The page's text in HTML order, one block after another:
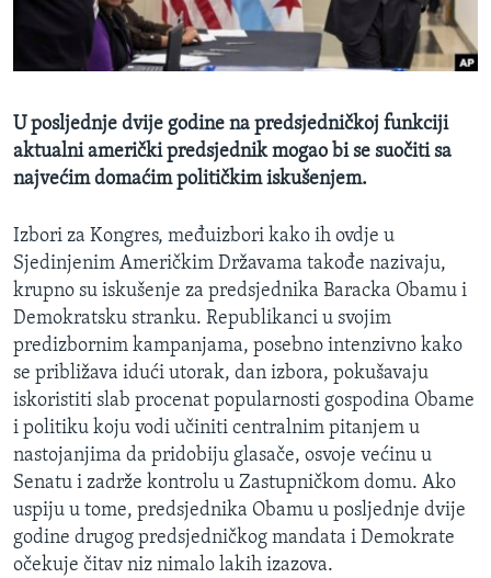
MAGAZIN
O GLASU AMERIKE
Learning English
PRATITE NAS
Jezici
U posljednje dvije godine na predsjedničkoj funkciji
aktualni američki predsjednik mogao bi se suočiti sa
najvećim domaćim političkim iskušenjem.
Izbori za Kongres, međuizbori kako ih ovdje u
Sjedinjenim Američkim Državama takođe nazivaju,
krupno su iskušenje za predsjednika Baracka Obamu i
Demokratsku stranku. Republikanci u svojim
predizbornim kampanjama, posebno intenzivno kako
se približava idući utorak, dan izbora, pokušavaju
iskoristiti slab procenat popularnosti gospodina Obame
i politiku koju vodi učiniti centralnim pitanjem u
nastojanjima da pridobiju glasače, osvoje većinu u
Senatu i zadrže kontrolu u Zastupničkom domu. Ako
uspiju u tome, predsjednika Obamu u posljednje dvije
godine drugog predsjedničkog mandata i Demokrate
očekuje čitav niz nimalo lakih izazova.